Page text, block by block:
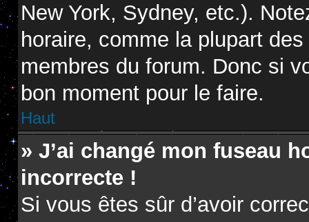
New York, Sydney, etc.).
horaire, comme la plupart
membres du forum. Donc si
bon moment pour le faire.
Haut
» J’ai changé mon fuseau
incorrecte !
Si vous êtes sûr d’avoir